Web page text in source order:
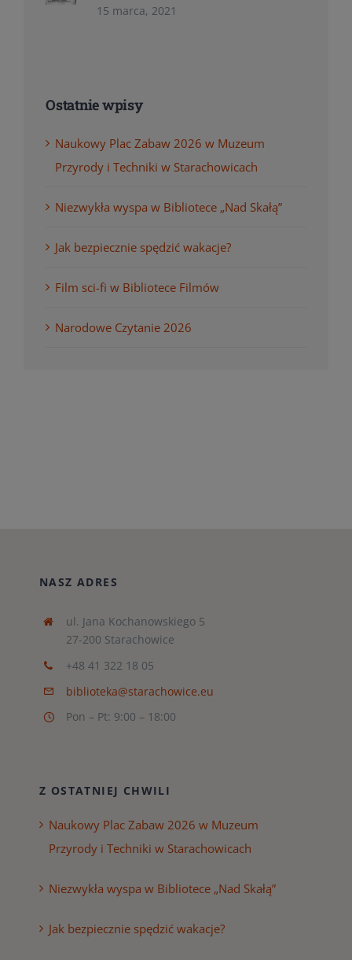
15 marca, 2021
Ostatnie wpisy
Naukowy Plac Zabaw 2026 w Muzeum
Przyrody i Techniki w Starachowicach
Niezwykła wyspa w Bibliotece „Nad Skałą”
Jak bezpiecznie spędzić wakacje?
Film sci-fi w Bibliotece Filmów
Narodowe Czytanie 2026
NASZ ADRES
ul. Jana Kochanowskiego 5
27-200 Starachowice
+48 41 322 18 05
biblioteka@starachowice.eu
Pon – Pt: 9:00 – 18:00
Z OSTATNIEJ CHWILI
Naukowy Plac Zabaw 2026 w Muzeum
Przyrody i Techniki w Starachowicach
Niezwykła wyspa w Bibliotece „Nad Skałą”
Jak bezpiecznie spędzić wakacje?